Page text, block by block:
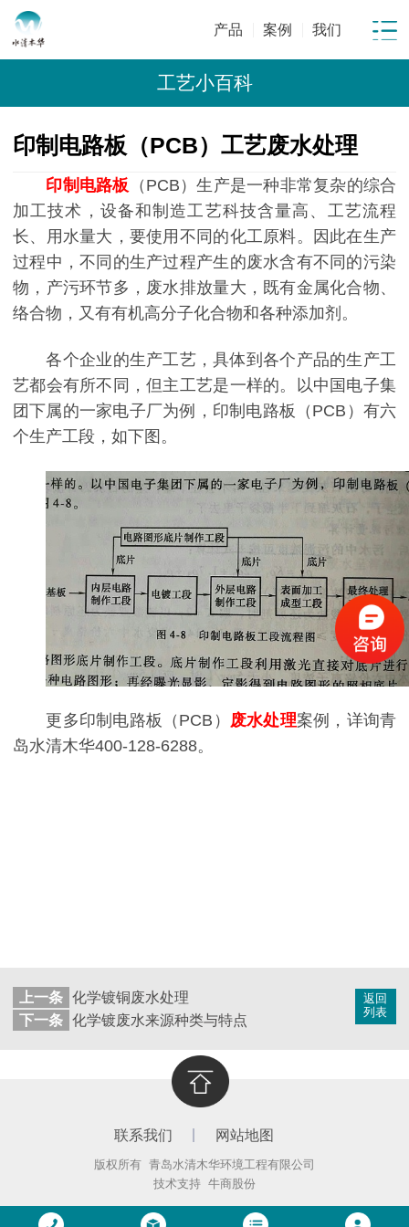
产品 案例 我们
工艺小百科
印制电路板（PCB）工艺废水处理
印制电路板 （PCB）生产是一种非常复杂的综合
加工技术，设备和制造工艺科技含量高、工艺流程
长、用水量大，要使用不同的化工原料。因此在生产
过程中，不同的生产过程产生的废水含有不同的污染
物，产污环节多，废水排放量大，既有金属化合物、
络合物，又有有机高分子化合物和各种添加剂。
各个企业的生产工艺，具体到各个产品的生产工
艺都会有所不同，但主工艺是一样的。以中国电子集
团下属的一家电子厂为例，印制电路板（PCB）有六
个生产工段，如下图。
更多印制电路板（PCB） 废水处理案例，详询青
岛水清木华400-128-6288。
返回
列表
上一条 化学镀铜废水处理
下一条 化学镀废水来源种类与特点
联系我们 网站地图
版权所有 青岛水清木华环境工程有限公司
技术支持 牛商股份